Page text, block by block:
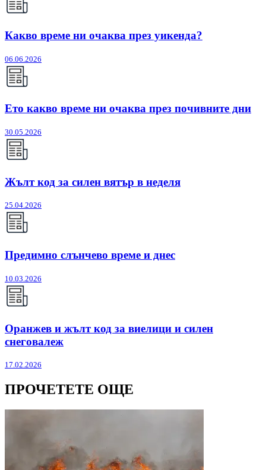
Какво време ни очаква през уикенда?
06.06.2026
Ето какво време ни очаква през почивните дни
30.05.2026
Жълт код за силен вятър в неделя
25.04.2026
Предимно слънчево време и днес
10.03.2026
Оранжев и жълт код за виелици и силен
снеговалеж
17.02.2026
ПРОЧЕТЕТЕ ОЩЕ